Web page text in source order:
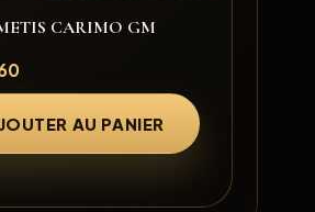
CARIMO GM
AU PANIER